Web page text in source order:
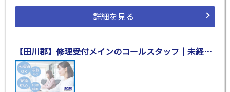
詳細を見る
【田川郡】修理受付メインのコールスタッフ｜未経験歓迎｜受電・問合せ対応